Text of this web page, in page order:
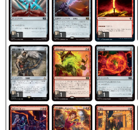
1 1 1
1 1 1